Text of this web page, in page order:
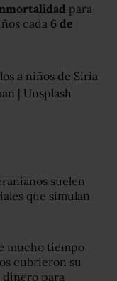
para
cada 6 de
suelen
que simulan
mucho tiempo
cubrieron su
dinero para